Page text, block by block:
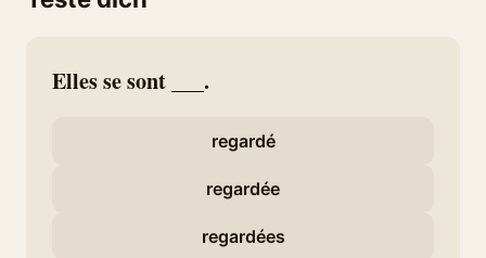
Elles se sont ___.
regardé
regardée
regardées